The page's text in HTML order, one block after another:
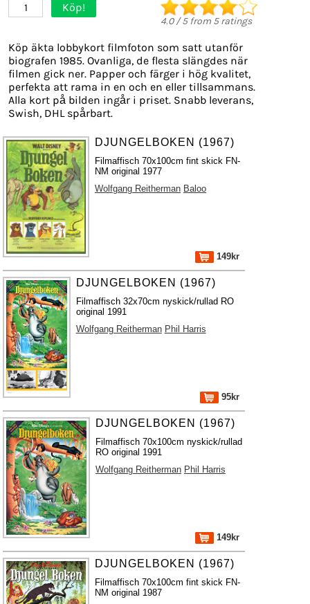
1 Köp!
4.0/5from 5ratings
Köp äkta lobbykort filmfoton som satt utanför
biografen 1985. Ovanliga, de flesta slängdes när
filmen gick ner. Papper och färger i hög kvalitet,
perfekta att rama in en och en eller tillsammans.
Alla kort på bilden ingår i priset. Snabb leverans,
Swish, DHL spårbart.
DJUNGELBOKEN (1967)
Filmaffisch 70x100cm fint skick FN-
NM original 1977
Wolfgang Reitherman Baloo
149kr
DJUNGELBOKEN (1967)
Filmaffisch 32x70cm nyskick/rullad RO
original 1991
Wolfgang Reitherman Phil Harris
95kr
DJUNGELBOKEN (1967)
Filmaffisch 70x100cm nyskick/rullad
RO original 1991
Wolfgang Reitherman Phil Harris
149kr
DJUNGELBOKEN (1967)
Filmaffisch 70x100cm fint skick FN-
NM original 1987